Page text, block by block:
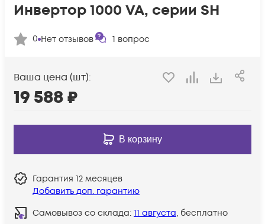
Инвертор 1000 VA, серии SH
0 Нет отзывов 1 вопрос
Ваша цена (шт):
19 588₽
В корзину
Гарантия 12 месяцев
Добавить доп. гарантию
Самовывоз со склада: 11 августа, бесплатно